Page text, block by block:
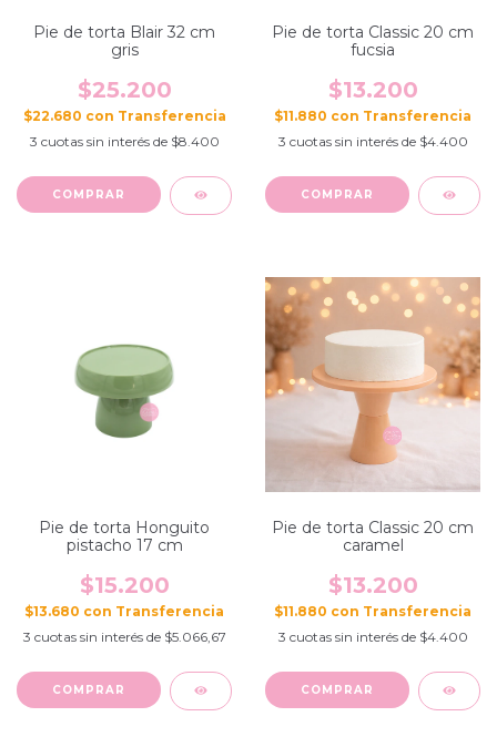
Pie de torta Blair 32 cm
gris
$25.200
$22.680 con
3 cuotas sin interés de $8.400
Pie de torta Classic 20 cm
fucsia
$13.200
$11.880 con
3 cuotas sin interés de $4.400
Pie de torta Honguito
pistacho 17 cm
$15.200
$13.680 con
3 cuotas sin interés de $5.066,67
Pie de torta Classic 20 cm
caramel
$13.200
$11.880 con
3 cuotas sin interés de $4.400